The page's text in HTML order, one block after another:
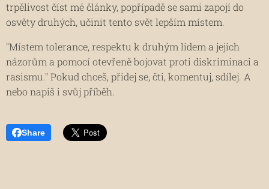
trpělivost číst mé články, popřípadě se sami zapojí do
osvěty druhých, učinit tento svět lepším místem.
"Místem tolerance, respektu k druhým lidem a jejich
názorům a pomocí otevřeně bojovat proti diskriminaci a
rasismu." Pokud chceš, přidej se, čti, komentuj, sdílej. A
nebo napiš i svůj příběh.
Share